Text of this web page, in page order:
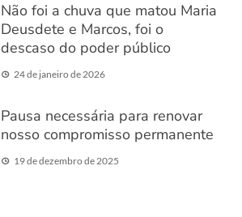
Não foi a chuva que matou Maria
Deusdete e Marcos, foi o
descaso do poder público
24 de janeiro de 2026
Pausa necessária para renovar
nosso compromisso permanente
19 de dezembro de 2025